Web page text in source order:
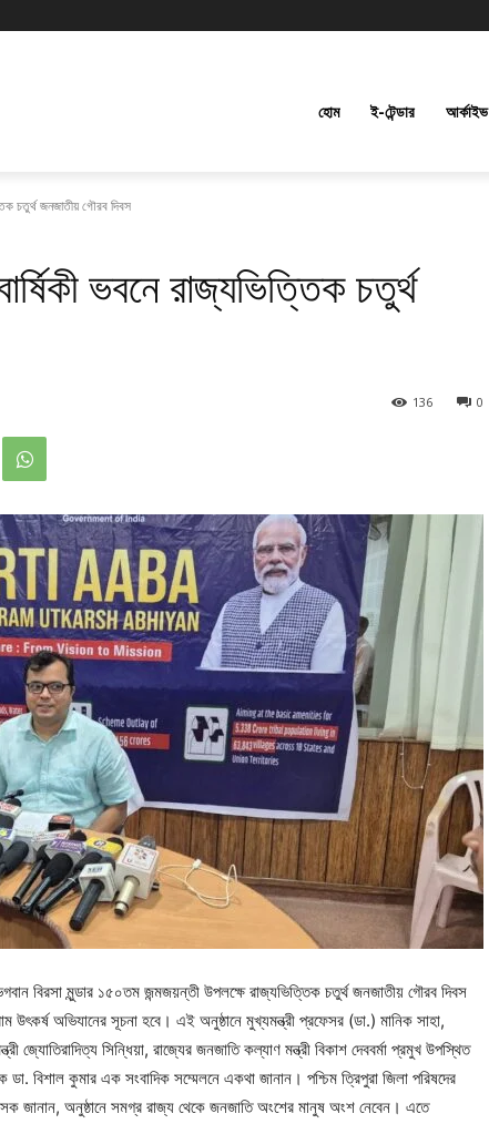
হোম ই-টেন্ডার আর্কাইভ
চতুর্থ জনজাতীয় গৌরব দিবস
ভবনে রাজ্যভিত্তিক চতুর্থ
0
136
বিরসা মুন্ডার ১৫০তম জন্মজয়ন্তী উপলক্ষে রাজ্যভিত্তিক চতুর্থ জনজাতীয় গৌরব দিবস
উৎকর্ষ অভিযানের সূচনা হবে। এই অনুষ্ঠানে মুখ্যমন্ত্রী প্রফেসর (ডা.) মানিক সাহা,
জ্যোতিরাদিত্য সিন্ধিয়া, রাজ্যের জনজাতি কল্যাণ মন্ত্রী বিকাশ দেববর্মা প্রমুখ উপস্থিত
বিশাল কুমার এক সংবাদিক সম্মেলনে একথা জানান। পশ্চিম ত্রিপুরা জিলা পরিষদের
জানান, অনুষ্ঠানে সমগ্র রাজ্য থেকে জনজাতি অংশের মানুষ অংশ নেবেন। এতে